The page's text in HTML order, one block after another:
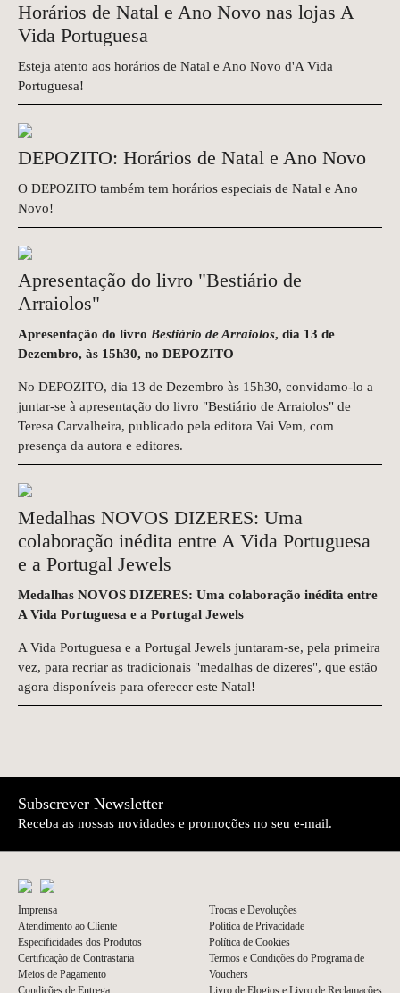
Horários de Natal e Ano Novo nas lojas A
Vida Portuguesa
Esteja atento aos horários de Natal e Ano Novo d'A Vida
Portuguesa!
DEPOZITO: Horários de Natal e Ano Novo
O DEPOZITO também tem horários especiais de Natal e Ano
Novo!
Apresentação do livro "Bestiário de
Arraiolos"
Apresentação do livro Bestiário de Arraiolos, dia 13 de
Dezembro, às 15h30, no DEPOZITO
No DEPOZITO, dia 13 de Dezembro às 15h30, convidamo-lo a
juntar-se à apresentação do livro "Bestiário de Arraiolos" de
Teresa Carvalheira, publicado pela editora Vai Vem, com
presença da autora e editores.
Medalhas NOVOS DIZERES: Uma
colaboração inédita entre A Vida Portuguesa
e a Portugal Jewels
Medalhas NOVOS DIZERES: Uma colaboração inédita entre
A Vida Portuguesa e a Portugal Jewels
A Vida Portuguesa e a Portugal Jewels juntaram-se, pela primeira
vez, para recriar as tradicionais "medalhas de dizeres", que estão
agora disponíveis para oferecer este Natal!
Subscrever Newsletter
Receba as nossas novidades e promoções no seu e-mail.
Imprensa
Atendimento ao Cliente
Especificidades dos Produtos
Certificação de Contrastaria
Meios de Pagamento
Condições de Entrega
Trocas e Devoluções
Política de Privacidade
Política de Cookies
Termos e Condições do Programa de
Vouchers
Livro de Elogios e Livro de Reclamações